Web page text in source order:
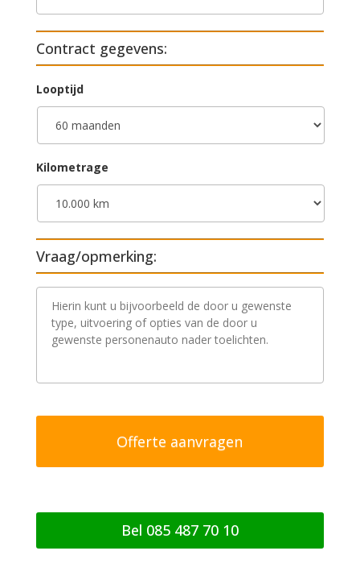
Contract gegevens:
Looptijd
Kilometrage
Vraag/opmerking:
V
o
i
Bel 085 487 70 10